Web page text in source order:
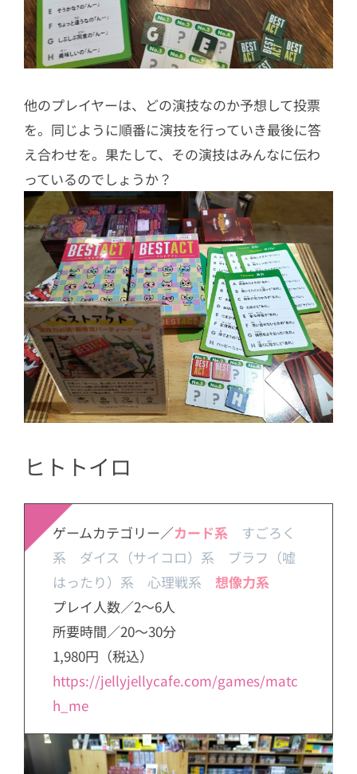
他のプレイヤーは、どの演技なのか予想して投票
を。同じように順番に演技を行っていき最後に答
え合わせを。果たして、その演技はみんなに伝わ
っているのでしょうか？
ヒトトイロ
ゲームカテゴリー／カード系
すごろく
系 ダイス（サイコロ）系 ブラフ（嘘
はったり）系 心理戦系 想像力系
プレイ人数／2～6人
所要時間／20～30分
1,980円（税込）
https://jellyjellycafe.com/games/matc
h_me